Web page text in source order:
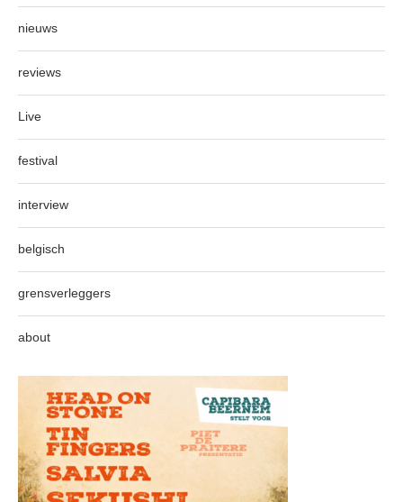
nieuws
reviews
Live
festival
interview
belgisch
grensverleggers
about